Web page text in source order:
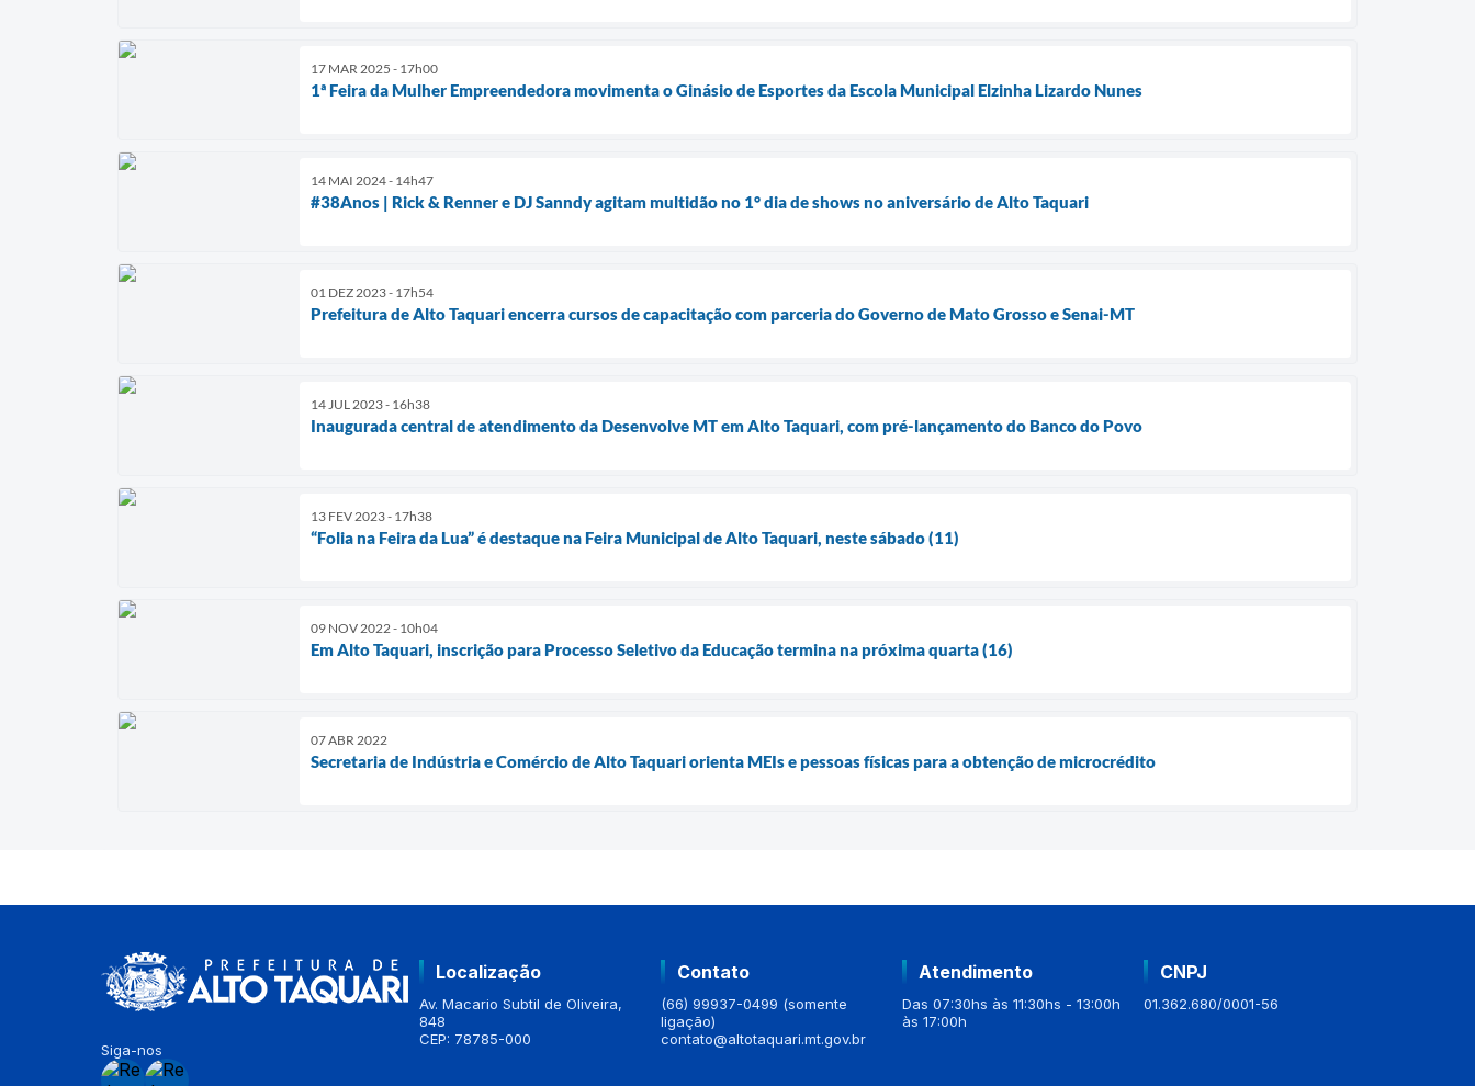
17 MAR 2025 - 17h00
1ª Feira da Mulher Empreendedora movimenta o Ginásio de Esportes da Escola Municipal Elzinha Lizardo Nunes
14 MAI 2024 - 14h47
#38Anos | Rick & Renner e DJ Sanndy agitam multidão no 1° dia de shows no aniversário de Alto Taquari
01 DEZ 2023 - 17h54
Prefeitura de Alto Taquari encerra cursos de capacitação com parceria do Governo de Mato Grosso e Senai-MT
14 JUL 2023 - 16h38
Inaugurada central de atendimento da Desenvolve MT em Alto Taquari, com pré-lançamento do Banco do Povo
13 FEV 2023 - 17h38
“Folia na Feira da Lua” é destaque na Feira Municipal de Alto Taquari, neste sábado (11)
09 NOV 2022 - 10h04
Em Alto Taquari, inscrição para Processo Seletivo da Educação termina na próxima quarta (16)
07 ABR 2022
Secretaria de Indústria e Comércio de Alto Taquari orienta MEIs e pessoas físicas para a obtenção de microcrédito
Siga-nos
Localização
Av. Macario Subtil de Oliveira,
848
CEP: 78785-000
Contato
(66) 99937-0499 (somente
ligação)
contato@altotaquari.mt.gov.br
Atendimento
Das 07:30hs às 11:30hs - 13:00h
às 17:00h
CNPJ
01.362.680/0001-56